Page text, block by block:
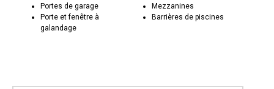
Portes de garage
Porte et fenêtre à
galandage
Mezzanines
Barrières de piscines